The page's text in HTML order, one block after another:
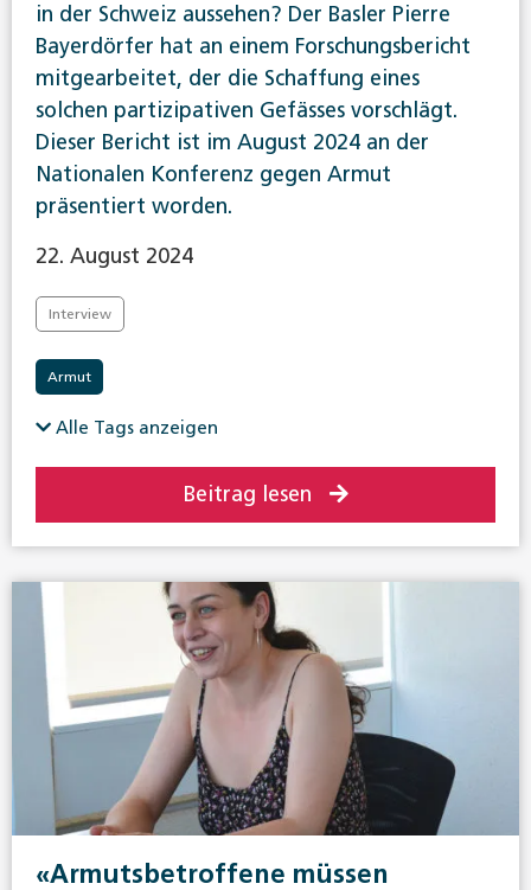
in der Schweiz aussehen? Der Basler Pierre
Bayerdörfer hat an einem Forschungsbericht
mitgearbeitet, der die Schaffung eines
solchen partizipativen Gefässes vorschlägt.
Dieser Bericht ist im August 2024 an der
Nationalen Konferenz gegen Armut
präsentiert worden.
22. August 2024
Interview
Armut
Alle Tags anzeigen
Beitrag lesen
«Armutsbetroffene müssen